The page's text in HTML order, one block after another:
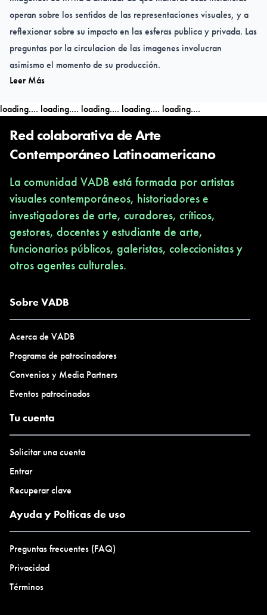
operan sobre los sentidos de las representaciones visuales, y a
reflexionar sobre su impacto en las esferas publica y privada. Las
preguntas por la circulacion de las imagenes involucran
asimismo el momento de su producción.
Leer Más
loading.... loading.... loading.... loading.... loading....
Red colaborativa de Arte
Contemporáneo Latinoamericano
La comunidad VADB está formada por artistas
visuales contemporáneos, historiadores e
investigadores de arte, curadores, críticos,
gestores, docentes y estudiante de arte,
funcionarios públicos, galeristas, coleccionistas y
otros agentes culturales.
Sobre VADB
Acerca de VADB
Programa de patrocinadores
Convenios y Media Partners
Eventos patrocinados
Tu cuenta
Solicitar una cuenta
Entrar
Recuperar clave
Ayuda y Polticas de uso
Preguntas frecuentes (FAQ)
Privacidad
Términos